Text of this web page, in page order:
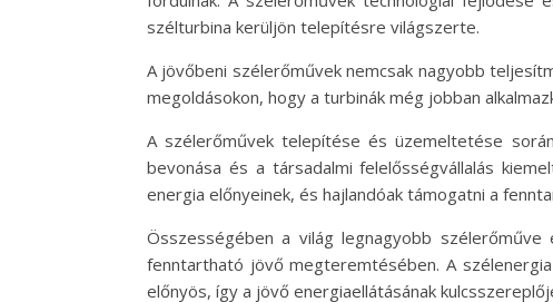
szélturbina kerüljön telepítésre világszerte.
A jövőbeni szélerőművek nemcsak nagyobb
megoldásokon, hogy a turbinák még jobban
A szélerőművek telepítése és üzemeltetése
bevonása és a társadalmi felelősségvállalás
energia előnyeinek, és hajlandóak támogatni a
Összességében a világ legnagyobb
fenntartható jövő megteremtésében. A
előnyös, így a jövő energiaellátásának